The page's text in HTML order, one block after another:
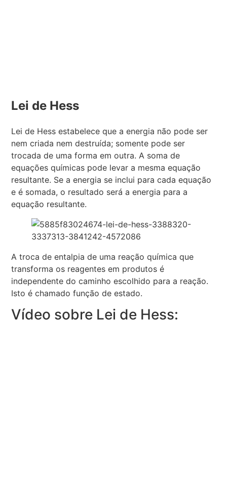
Lei de Hess
Lei de Hess estabelece que a energia não pode ser
nem criada nem destruída; somente pode ser
trocada de uma forma em outra. A soma de
equações químicas pode levar a mesma equação
resultante. Se a energia se inclui para cada equação
e é somada, o resultado será a energia para a
equação resultante.
A troca de entalpia de uma reação química que
transforma os reagentes em produtos é
independente do caminho escolhido para a reação.
Isto é chamado função de estado.
Vídeo sobre Lei de Hess: